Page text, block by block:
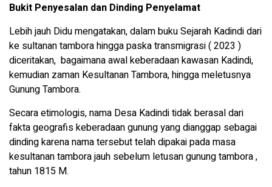
Bukit Penyesalan dan Dinding Penyelamat
Lebih jauh Didu mengatakan, dalam buku Sejarah Kadindi dari
ke sultanan tambora hingga paska transmigrasi ( 2023 )
diceritakan, bagaimana awal keberadaan kawasan Kadindi,
kemudian zaman Kesultanan Tambora, hingga meletusnya
Gunung Tambora.
Secara etimologis, nama Desa Kadindi tidak berasal dari
fakta geografis keberadaan gunung yang dianggap sebagai
dinding karena nama tersebut telah dipakai pada masa
kesultanan tambora jauh sebelum letusan gunung tambora ,
tahun 1815 M.